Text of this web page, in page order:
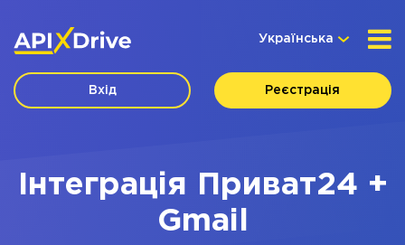
Українська
Вхід Реєстрація
Інтеграція Приват24 +
Gmail